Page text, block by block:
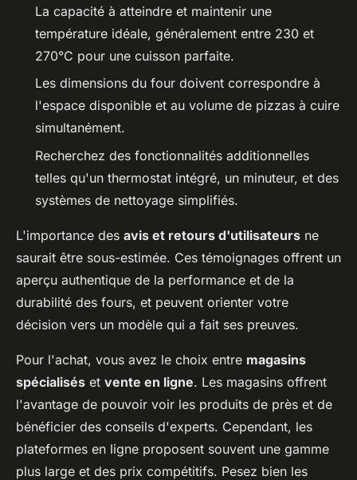
La capacité à atteindre et maintenir une
température idéale, généralement entre 230 et
270°C pour une cuisson parfaite.
Les dimensions du four doivent correspondre à
l'espace disponible et au volume de pizzas à cuire
simultanément.
Recherchez des fonctionnalités additionnelles
telles qu'un thermostat intégré, un minuteur, et des
systèmes de nettoyage simplifiés.
L'importance des avis et retours d'utilisateurs ne
saurait être sous-estimée. Ces témoignages offrent un
aperçu authentique de la performance et de la
durabilité des fours, et peuvent orienter votre
décision vers un modèle qui a fait ses preuves.
Pour l'achat, vous avez le choix entre magasins
spécialisés et vente en ligne. Les magasins offrent
l'avantage de pouvoir voir les produits de près et de
bénéficier des conseils d'experts. Cependant, les
plateformes en ligne proposent souvent une gamme
plus large et des prix compétitifs. Pesez bien les